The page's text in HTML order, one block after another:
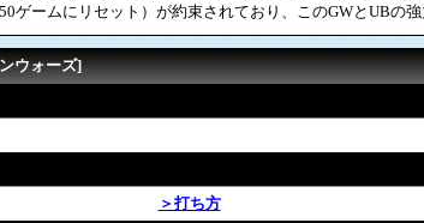
ゲームにリセット）が約束されており、このGWとUBの
ウォーズ]
＞打ち方